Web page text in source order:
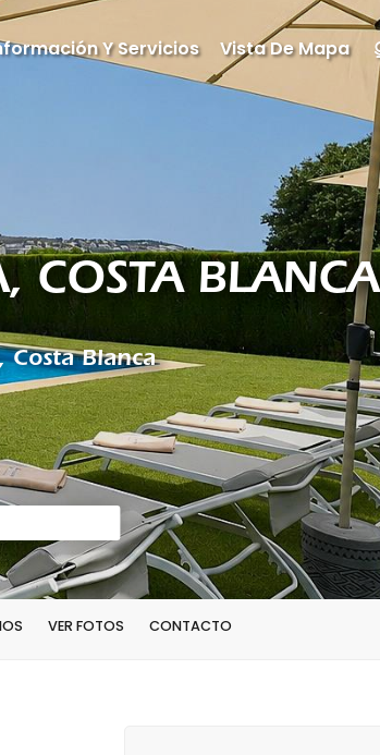
COSTA BLANCA
Costa Blanca
VER FOTOS CONTACTO
Y Servicios Vista De Mapa